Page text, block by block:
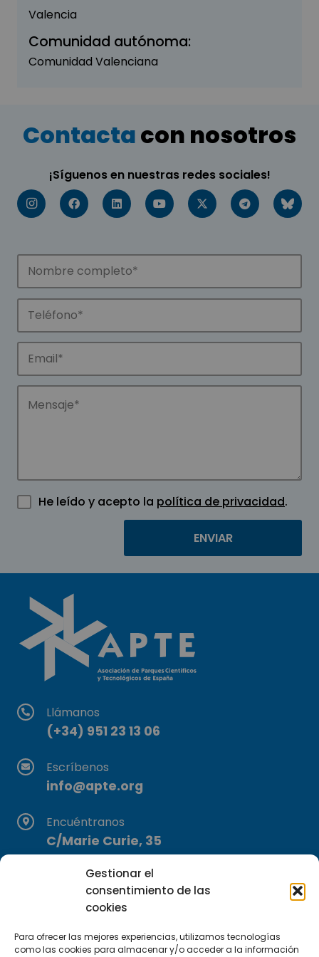
Gestionar el
consentimiento de las
cookies
Para ofrecer las mejores experiencias, utilizamos tecnologías
como las cookies para almacenar y/o acceder a la información
Valencia
Comunidad autónoma:
Comunidad Valenciana
Contactacon nosotros
¡Síguenos en nuestras redes sociales!
He leído y acepto la política de privacidad.
Llámanos
(+34) 951 23 13 06
Escríbenos
info@apte.org
Encuéntranos
C/Marie Curie, 35
29590 Campanillas, Málaga